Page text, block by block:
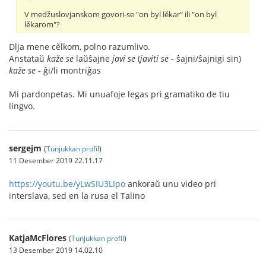
V medžuslovjanskom govori-se "on byl lěkar" ili "on byl
lěkarom"?
Dlja mene cělkom, polno razumlivo.
Anstataŭ kaže se laŭŝajne javi se (javiti se - ŝajni/ŝajnigi sin)
kaže se - ĝi/li montriĝas
Mi pardonpetas. Mi unuafoje legas pri gramatiko de tiu
lingvo.
sergejm (Tunjukkan profil)
11 Desember 2019 22.11.17
https://youtu.be/yLwSIU3LIpo ankoraŭ unu video pri
interslava, sed en la rusa el Talino
KatjaMcFlores (Tunjukkan profil)
13 Desember 2019 14.02.10